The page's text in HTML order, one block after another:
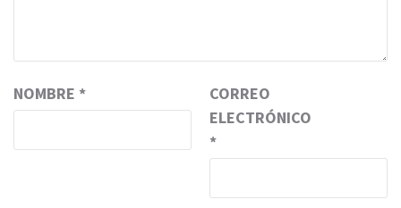
NOMBRE *
CORREO
ELECTRÓNICO
*